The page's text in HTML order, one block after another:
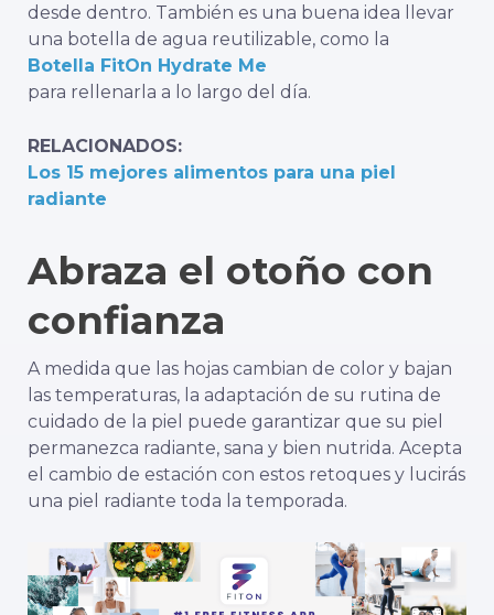
desde dentro. También es una buena idea llevar
una botella de agua reutilizable, como la
Botella FitOn Hydrate Me
para rellenarla a lo largo del día.
RELACIONADOS:
Los 15 mejores alimentos para una piel
radiante
Abraza el otoño con
confianza
A medida que las hojas cambian de color y bajan
las temperaturas, la adaptación de su rutina de
cuidado de la piel puede garantizar que su piel
permanezca radiante, sana y bien nutrida. Acepta
el cambio de estación con estos retoques y lucirás
una piel radiante toda la temporada.